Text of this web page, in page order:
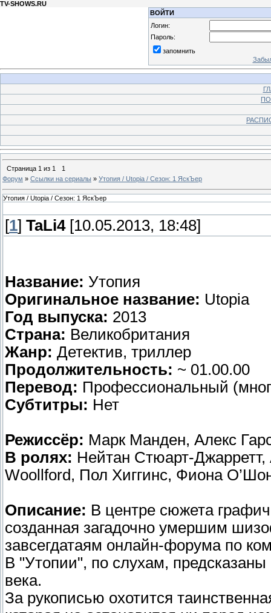
TV-SHOWS.RU
ВОЙТИ
Логин:
Пароль:
запомнить
Страница 1 из 1
1
Форум » Ссылки на сериалы » Утопия / Utopia / Сезон: 1 ЯскЪер
Утопия / Utopia / Сезон: 1 ЯскЪер
[1] TaLi4[10.05.2013, 18:48]
Название: Утопия
Оригинальное название: Utopia
Год выпуска: 2013
Страна: Великобритания
Жанр: Детектив, триллер
Продолжительность: ~ 01.00.00
Перевод: Профессиональный
Субтитры: Нет
Режиссёр: Марк Манден, Алекс
В ролях: Нейтан Стюарт-
Woollford, Пол Хиггинс, Фиона
Описание: В центре сюжета
созданная загадочно умершим
завсегдатаям онлайн-форума по
В "Утопии", по слухам,
века.
За рукописью охотится